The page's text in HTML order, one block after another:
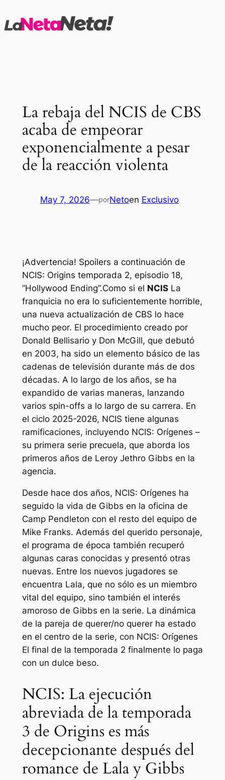
al
La rebaja del NCIS de CBS
acaba de empeorar
exponencialmente a pesar
de la reacción violenta
May 7, 2026—porNetoen Exclusivo
¡Advertencia! Spoilers a continuación de
NCIS: Origins temporada 2, episodio 18,
“Hollywood Ending”.Como si el NCISLa
franquicia no era lo suficientemente horrible,
una nueva actualización de CBS lo hace
mucho peor. El procedimiento creado por
Donald Bellisario y Don McGill, que debutó
en 2003, ha sido un elemento básico de las
cadenas de televisión durante más de dos
décadas. A lo largo de los años, se ha
expandido de varias maneras, lanzando
varios spin-offs a lo largo de su carrera. En
el ciclo 2025-2026, NCIS tiene algunas
ramificaciones, incluyendo NCIS: Orígenes –
su primera serie precuela, que aborda los
primeros años de Leroy Jethro Gibbs en la
agencia.
Desde hace dos años, NCIS: Orígenes ha
seguido la vida de Gibbs en la oficina de
Camp Pendleton con el resto del equipo de
Mike Franks. Además del querido personaje,
el programa de época también recuperó
algunas caras conocidas y presentó otras
nuevas. Entre los nuevos jugadores se
encuentra Lala, que no sólo es un miembro
vital del equipo, sino también el interés
amoroso de Gibbs en la serie. La dinámica
de la pareja de querer/no querer ha estado
en el centro de la serie, con NCIS: Orígenes
El final de la temporada 2 finalmente lo paga
con un dulce beso.
NCIS: La ejecución
abreviada de la temporada
3 de Origins es más
decepcionante después del
romance de Lala y Gibbs